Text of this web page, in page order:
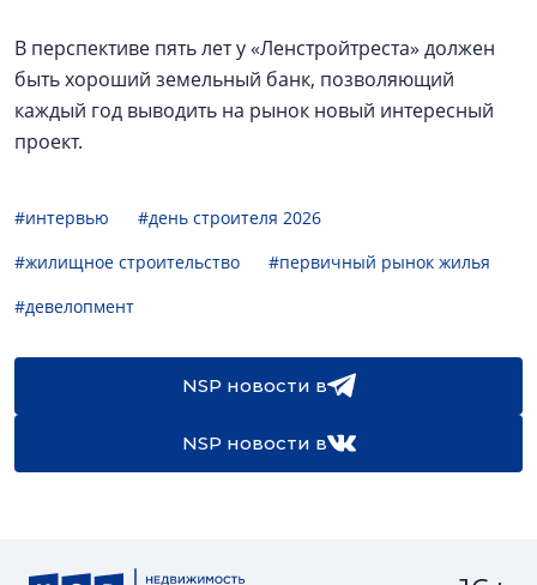
В перспективе пять лет у «Ленстройтреста» должен
быть хороший земельный банк, позволяющий
каждый год выводить на рынок новый интересный
проект.
#интервью
#день строителя 2026
#жилищное строительство
#первичный рынок жилья
#девелопмент
NSP новости в
NSP новости в